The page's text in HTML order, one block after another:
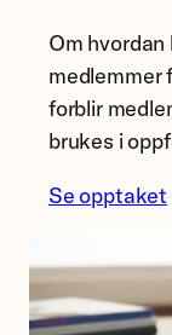
Om
medlemmer
forblir
brukes i
Se opptaket